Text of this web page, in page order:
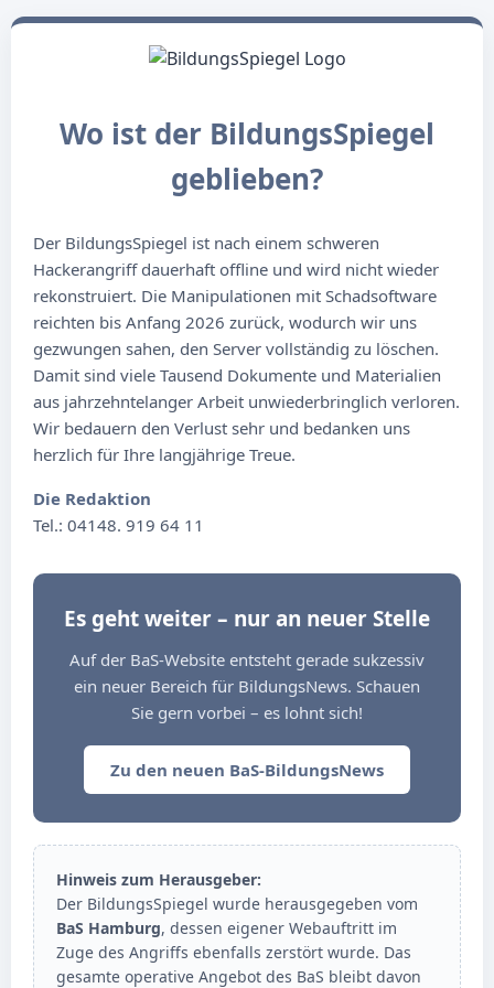
Wo ist der BildungsSpiegel
geblieben?
Der BildungsSpiegel ist nach einem schweren
Hackerangriff dauerhaft offline und wird nicht wieder
rekonstruiert. Die Manipulationen mit Schadsoftware
reichten bis Anfang 2026 zurück, wodurch wir uns
gezwungen sahen, den Server vollständig zu löschen.
Damit sind viele Tausend Dokumente und Materialien
aus jahrzehntelanger Arbeit unwiederbringlich verloren.
Wir bedauern den Verlust sehr und bedanken uns
herzlich für Ihre langjährige Treue.
Die Redaktion
Tel.: 04148. 919 64 11
Es geht weiter – nur an neuer Stelle
Auf der BaS-Website entsteht gerade sukzessiv
ein neuer Bereich für BildungsNews. Schauen
Sie gern vorbei – es lohnt sich!
Zu den neuen BaS-BildungsNews
Hinweis zum Herausgeber:
Der BildungsSpiegel wurde herausgegeben vom
BaS Hamburg, dessen eigener Webauftritt im
Zuge des Angriffs ebenfalls zerstört wurde. Das
gesamte operative Angebot des BaS bleibt davon